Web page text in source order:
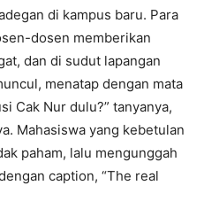
di kampus baru. Para
dosen memberikan
dan di sudut lapangan
menatap dengan mata
Cak Nur dulu?” tanyanya,
Mahasiswa yang kebetulan
paham, lalu mengunggah
caption, “The real